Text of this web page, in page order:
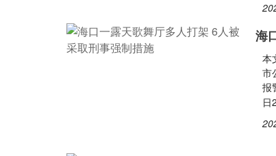
海
本
市
报
日